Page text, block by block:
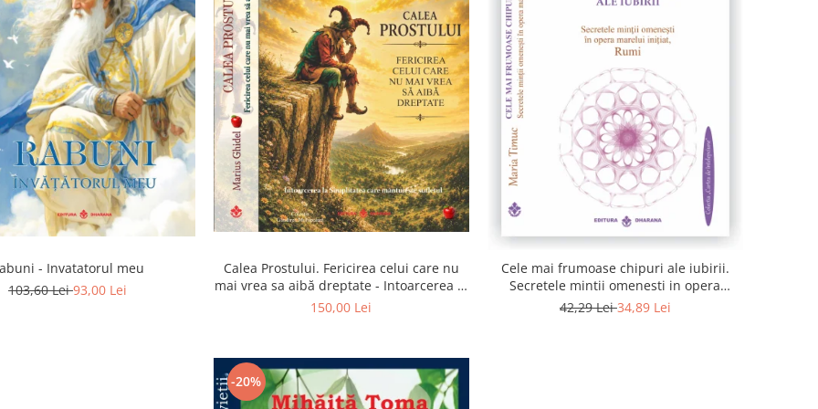
- Invatatorul meu
103,60 Lei93,00 Lei
Calea Prostului. Fericirea celui care nu
mai vrea sa aibă dreptate - Intoarcerea la
Simplitatea care mantuieste sufletul
150,00 Lei
Cele mai frumoase chipuri ale iubirii.
Secretele mintii omenesti in opera
marelui initiat, Rumi
42,29 Lei34,89 Lei
-20%